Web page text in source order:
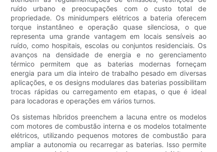
ruído urbano e preocupações com o custo total de
propriedade. Os minidumpers elétricos a bateria oferecem
torque instantâneo e operação quase silenciosa, o que
representa uma grande vantagem em locais sensíveis ao
ruído, como hospitais, escolas ou conjuntos residenciais. Os
avanços na densidade de energia e no gerenciamento
térmico permitem que as baterias modernas forneçam
energia para um dia inteiro de trabalho pesado em diversas
aplicações, e os designs modulares das baterias possibilitam
trocas rápidas ou carregamento em etapas, o que é ideal
para locadoras e operações em vários turnos.
Os sistemas híbridos preenchem a lacuna entre os modelos
com motores de combustão interna e os modelos totalmente
elétricos, utilizando pequenos motores de combustão para
ampliar a autonomia ou recarregar as baterias. Isso permite